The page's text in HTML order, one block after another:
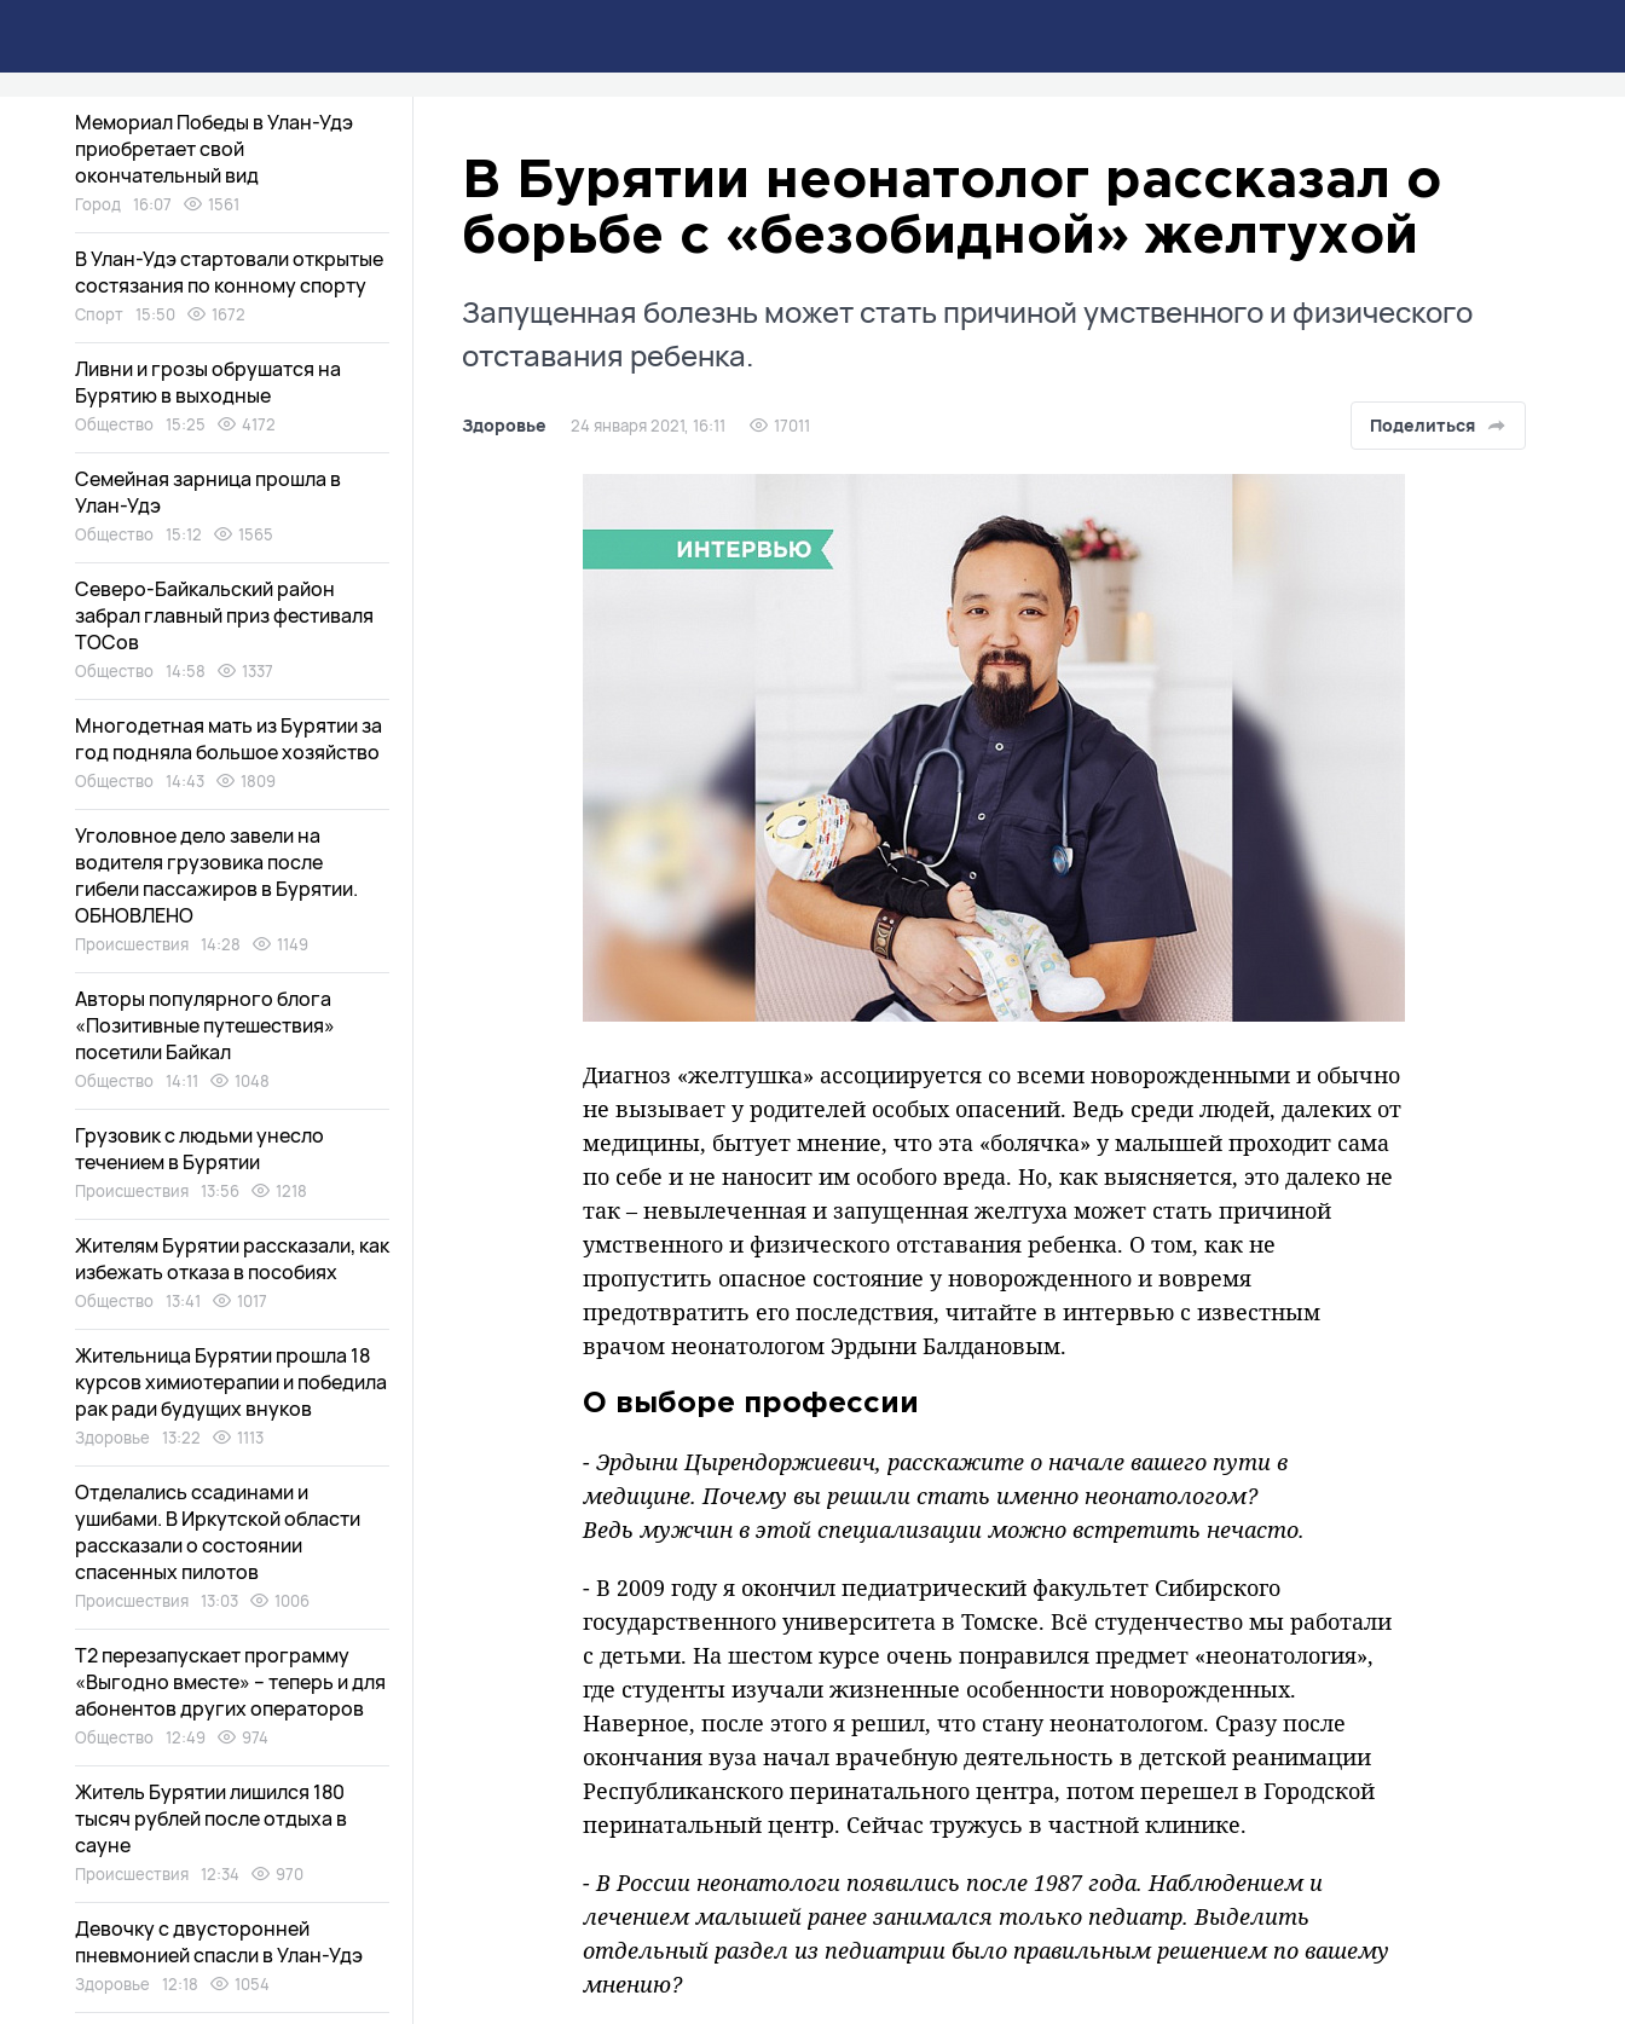
В Бурятии неонатолог рассказал о
борьбе с «безобидной» желтухой
Запущенная болезнь может стать причиной умственного и физического
отставания ребенка.
Здоровье 24 января 2021, 16:11 17011 Поделиться
Диагноз «желтушка» ассоциируется со всеми новорожденными и обычно
не вызывает у родителей особых опасений. Ведь среди людей, далеких от
медицины, бытует мнение, что эта «болячка» у малышей проходит сама
по себе и не наносит им особого вреда. Но, как выясняется, это далеко не
так – невылеченная и запущенная желтуха может стать причиной
умственного и физического отставания ребенка. О том, как не
пропустить опасное состояние у новорожденного и вовремя
предотвратить его последствия, читайте в интервью с известным
врачом неонатологом Эрдыни Балдановым.
О выборе профессии
- Эрдыни Цырендоржиевич, расскажите о начале вашего пути в
медицине. Почему вы решили стать именно неонатологом?
Ведь мужчин в этой специализации можно встретить нечасто.
- В 2009 году я окончил педиатрический факультет Сибирского
государственного университета в Томске. Всё студенчество мы работали
с детьми. На шестом курсе очень понравился предмет «неонатология»,
где студенты изучали жизненные особенности новорожденных.
Наверное, после этого я решил, что стану неонатологом. Сразу после
окончания вуза начал врачебную деятельность в детской реанимации
Республиканского перинатального центра, потом перешел в Городской
перинатальный центр. Сейчас тружусь в частной клинике.
- В России неонатологи появились после 1987 года. Наблюдением и
лечением малышей ранее занимался только педиатр. Выделить
отдельный раздел из педиатрии было правильным решением по вашему
мнению?
Здоровье 16:27 1796
Мемориал Победы в Улан-Удэ
приобретает свой
окончательный вид
Город 16:07 1561
В Улан-Удэ стартовали открытые
состязания по конному спорту
Спорт 15:50 1672
Ливни и грозы обрушатся на
Бурятию в выходные
Общество 15:25 4172
Семейная зарница прошла в
Улан-Удэ
Общество 15:12 1565
Северо-Байкальский район
забрал главный приз фестиваля
ТОСов
Общество 14:58 1337
Многодетная мать из Бурятии за
год подняла большое хозяйство
Общество 14:43 1809
Уголовное дело завели на
водителя грузовика после
гибели пассажиров в Бурятии.
ОБНОВЛЕНО
Происшествия 14:28 1149
Авторы популярного блога
«Позитивные путешествия»
посетили Байкал
Общество 14:11 1048
Грузовик с людьми унесло
течением в Бурятии
Происшествия 13:56 1218
Жителям Бурятии рассказали, как
избежать отказа в пособиях
Общество 13:41 1017
Жительница Бурятии прошла 18
курсов химиотерапии и победила
рак ради будущих внуков
Здоровье 13:22 1113
Отделались ссадинами и
ушибами. В Иркутской области
рассказали о состоянии
спасенных пилотов
Происшествия 13:03 1006
Т2 перезапускает программу
«Выгодно вместе» – теперь и для
абонентов других операторов
Общество 12:49 974
Житель Бурятии лишился 180
тысяч рублей после отдыха в
сауне
Происшествия 12:34 970
Девочку с двусторонней
пневмонией спасли в Улан-Удэ
Здоровье 12:18 1054